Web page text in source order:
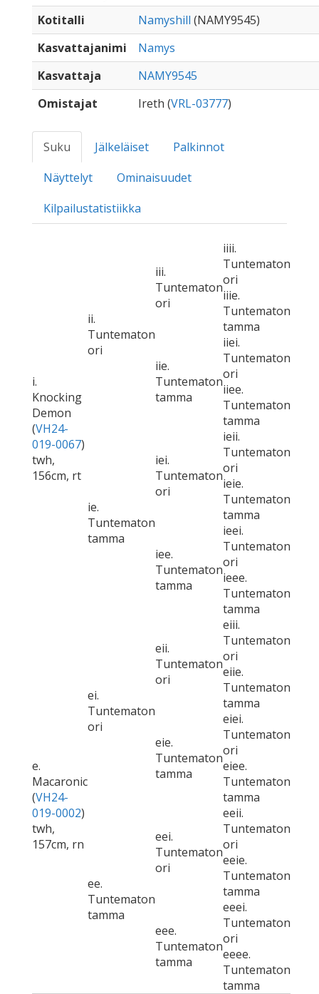
Kotitalli
Namyshill (NAMY9545)
Kasvattajanimi
Namys
Kasvattaja
NAMY9545
Omistajat
Ireth (VRL-03777)
Suku Jälkeläiset
Palkinnot
Näyttelyt
Ominaisuudet
Kilpailustatistiikka
i.
Knocking
Demon
(VH24-
019-0067)
twh,
156cm, rt
ii.
Tuntematon
ori
iii.
Tuntematon
ori
iiii.
Tuntematon
ori
iiie.
Tuntematon
tamma
iie.
Tuntematon
tamma
iiei.
Tuntematon
ori
iiee.
Tuntematon
tamma
ie.
Tuntematon
tamma
iei.
Tuntematon
ori
ieii.
Tuntematon
ori
ieie.
Tuntematon
tamma
iee.
Tuntematon
tamma
ieei.
Tuntematon
ori
ieee.
Tuntematon
tamma
e.
Macaronic
(VH24-
019-0002)
twh,
157cm, rn
ei.
Tuntematon
ori
eii.
Tuntematon
ori
eiii.
Tuntematon
ori
eiie.
Tuntematon
tamma
eie.
Tuntematon
tamma
eiei.
Tuntematon
ori
eiee.
Tuntematon
tamma
ee.
Tuntematon
tamma
eei.
Tuntematon
ori
eeii.
Tuntematon
ori
eeie.
Tuntematon
tamma
eee.
Tuntematon
tamma
eeei.
Tuntematon
ori
eeee.
Tuntematon
tamma